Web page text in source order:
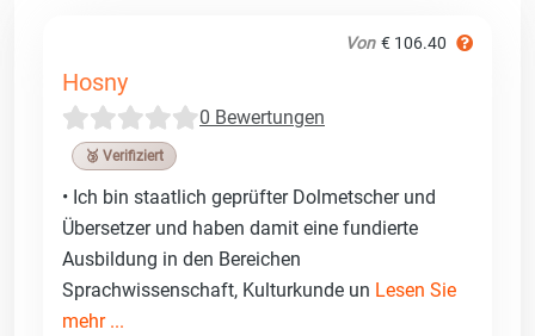
Von € 106.40
Hosny
0 Bewertungen
🥉 Verifiziert
• Ich bin staatlich geprüfter Dolmetscher und
Übersetzer und haben damit eine fundierte
Ausbildung in den Bereichen
Sprachwissenschaft, Kulturkunde un Lesen Sie
mehr ...